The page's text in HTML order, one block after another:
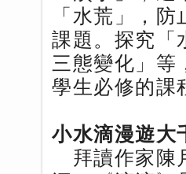
「水荒」，
課題。探究「
三態變化」等
學生必修的課
小水滴漫遊大
拜讀作家陳